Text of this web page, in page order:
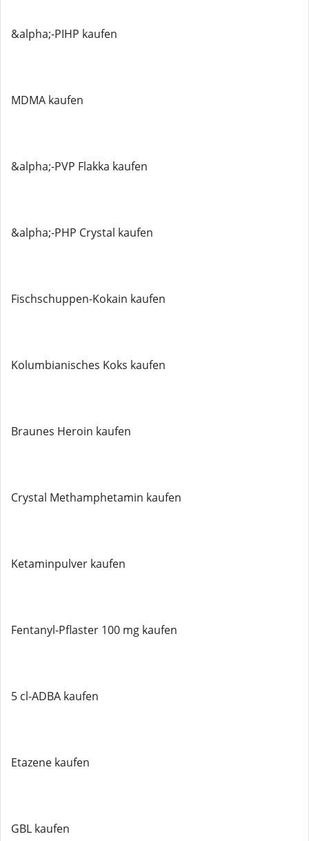
&alpha;-PIHP kaufen
MDMA kaufen
&alpha;-PVP Flakka kaufen
&alpha;-PHP Crystal kaufen
Fischschuppen-Kokain kaufen
Kolumbianisches Koks kaufen
Braunes Heroin kaufen
Crystal Methamphetamin kaufen
Ketaminpulver kaufen
Fentanyl-Pflaster 100 mg kaufen
5 cl-ADBA kaufen
Etazene kaufen
GBL kaufen